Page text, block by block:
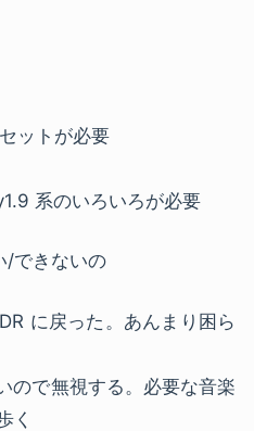
ットが必要
系のいろいろが必要
/できないの
に戻った。あんまり困ら
で無視する。必要な音楽
く